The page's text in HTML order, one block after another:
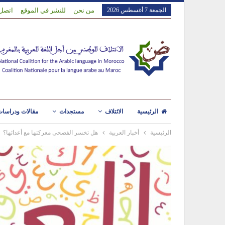
الجمعة 7 أغسطس 2026 من نحن للنشر في الموقع
الرئيسية الائتلاف مستجدات مقالات
الرئيسية أخبار العربية هل تخسر الفصحى معركتها مع أعدائها؟